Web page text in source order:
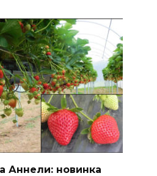
Аннели: новинка